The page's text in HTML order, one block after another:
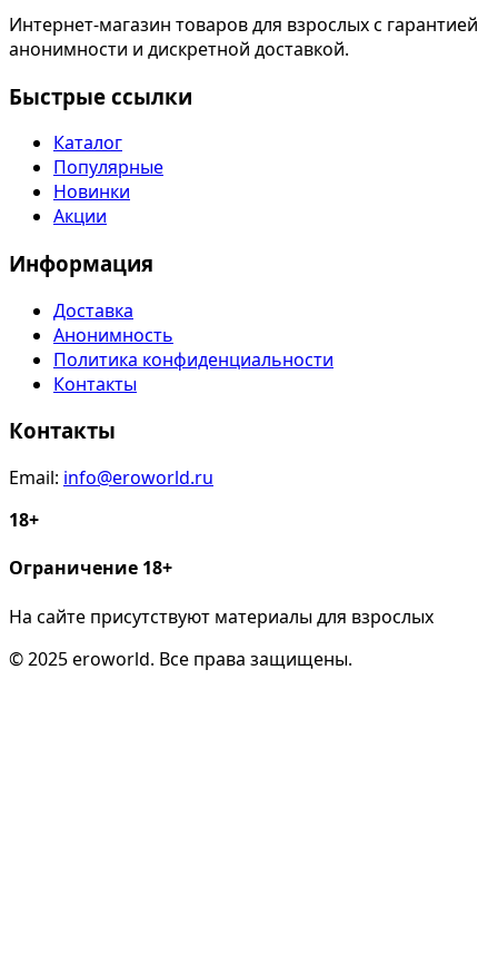
Интернет-магазин товаров для взрослых с гарантией
анонимности и дискретной доставкой.
Быстрые ссылки
Каталог
Популярные
Новинки
Акции
Информация
Доставка
Анонимность
Политика конфиденциальности
Контакты
Контакты
Email: info@eroworld.ru
18+
Ограничение 18+
На сайте присутствуют материалы для взрослых
© 2025 eroworld. Все права защищены.